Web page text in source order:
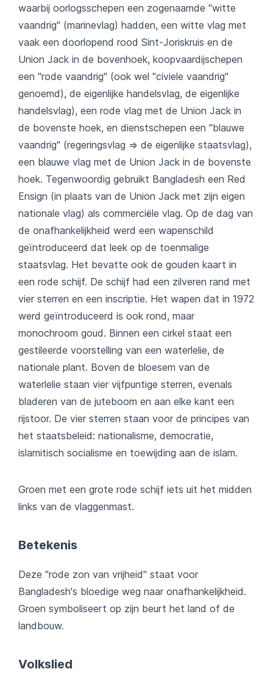
waarbij oorlogsschepen een zogenaamde "witte
vaandrig" (marinevlag) hadden, een witte vlag met
vaak een doorlopend rood Sint-Joriskruis en de
Union Jack in de bovenhoek, koopvaardijschepen
een "rode vaandrig" (ook wel "civiele vaandrig"
genoemd), de eigenlijke handelsvlag, de eigenlijke
handelsvlag), een rode vlag met de Union Jack in
de bovenste hoek, en dienstschepen een "blauwe
vaandrig" (regeringsvlag => de eigenlijke staatsvlag),
een blauwe vlag met de Union Jack in de bovenste
hoek. Tegenwoordig gebruikt Bangladesh een Red
Ensign (in plaats van de Union Jack met zijn eigen
nationale vlag) als commerciële vlag. Op de dag van
de onafhankelijkheid werd een wapenschild
geïntroduceerd dat leek op de toenmalige
staatsvlag. Het bevatte ook de gouden kaart in
een rode schijf. De schijf had een zilveren rand met
vier sterren en een inscriptie. Het wapen dat in 1972
werd geïntroduceerd is ook rond, maar
monochroom goud. Binnen een cirkel staat een
gestileerde voorstelling van een waterlelie, de
nationale plant. Boven de bloesem van de
waterlelie staan vier vijfpuntige sterren, evenals
bladeren van de juteboom en aan elke kant een
rijstoor. De vier sterren staan voor de principes van
het staatsbeleid: nationalisme, democratie,
islamitisch socialisme en toewijding aan de islam.
Groen met een grote rode schijf iets uit het midden
links van de vlaggenmast.
Betekenis
Deze "rode zon van vrijheid" staat voor
Bangladesh's bloedige weg naar onafhankelijkheid.
Groen symboliseert op zijn beurt het land of de
landbouw.
Volkslied